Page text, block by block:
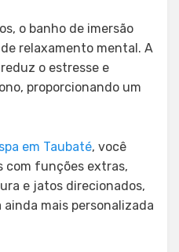
o banho de imersão
relaxamento mental. A
o estresse e
proporcionando um
em Taubaté, você
com funções extras,
e jatos direcionados,
mais personalizada